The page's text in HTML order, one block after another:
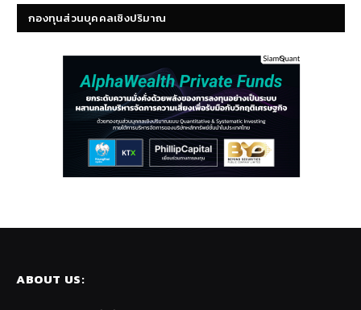
กองทุนส่วนบุคคลเชิงปริมาณ
ABOUT US: